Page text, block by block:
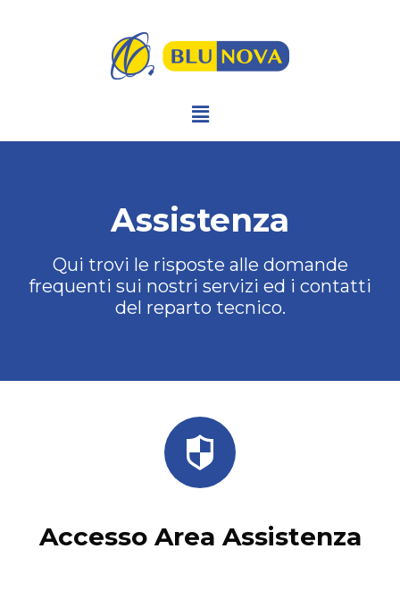
Assistenza
Qui trovi le risposte alle domande
frequenti sui nostri servizi ed i contatti
del reparto tecnico.
Accesso Area Assistenza